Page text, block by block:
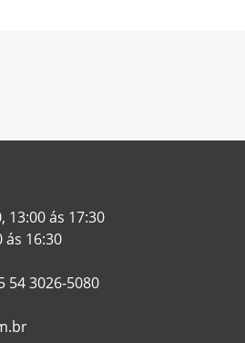
13:00 ás 17:30
ás 16:30
54 3026-5080